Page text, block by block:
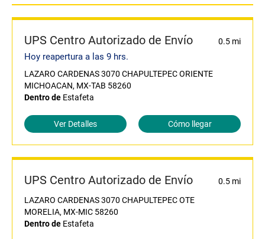
UPS Centro Autorizado de Envío 0.5 mi
Hoy reapertura a las 9 hrs.
LAZARO CARDENAS 3070 CHAPULTEPEC ORIENTE
MICHOACAN, MX-TAB 58260
Dentro de Estafeta
Ver Detalles Cómo llegar
UPS Centro Autorizado de Envío
0.5 mi
LAZARO CARDENAS 3070 CHAPULTEPEC OTE
MORELIA, MX-MIC 58260
Dentro de Estafeta